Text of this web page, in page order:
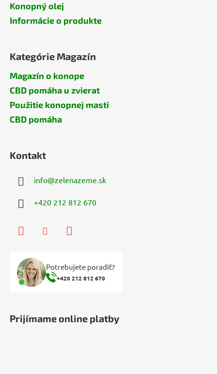
Konopný olej
Informácie o produkte
Kategórie Magazín
Magazín o konope
CBD pomáha u zvierat
Použitie konopnej masti
CBD pomáha
Kontakt
info@zelenazeme.sk
+420 212 812 670
Potrebujete poradiť?
+420 212 812 670
Prijímame online platby